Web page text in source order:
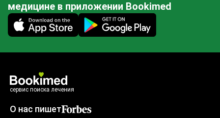
медицине в приложении Bookimed
Mobile app illustration
сервис поиска лечения
О нас пишет